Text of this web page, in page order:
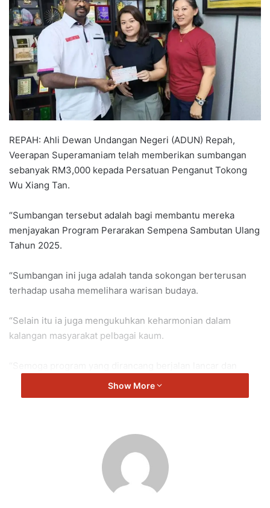
a
n
e
i
l
REPAH: Ahli Dewan Undangan Negeri (ADUN) Repah,
Veerapan Superamaniam telah memberikan sumbangan
sebanyak RM3,000 kepada Persatuan Penganut Tokong
Wu Xiang Tan.
“Sumbangan tersebut adalah bagi membantu mereka
menjayakan Program Perarakan Sempena Sambutan Ulang
Tahun 2025.
“Sumbangan ini juga adalah tanda sokongan berterusan
terhadap usaha memelihara warisan budaya.
“Selain itu ia juga mengukuhkan keharmonian dalam
kalangan masyarakat pelbagai kaum.
memberi manfaat kepada semua yang terlibat,” kata
Veerapan.
Veerapan
Show More